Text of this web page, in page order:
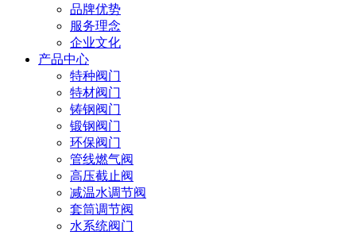
品牌优势
服务理念
企业文化
产品中心
特种阀门
特材阀门
铸钢阀门
锻钢阀门
环保阀门
管线燃气阀
高压截止阀
减温水调节阀
套筒调节阀
水系统阀门